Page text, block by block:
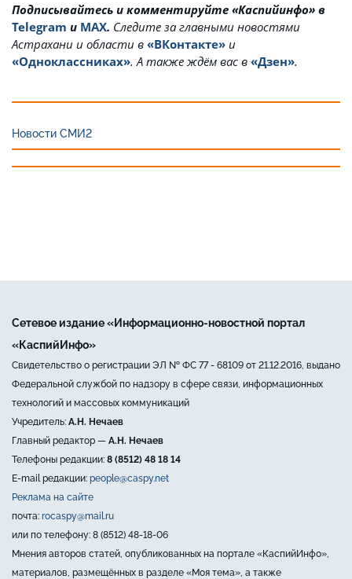
Подписывайтесь и комментируйте «Каспийинфо» в
Telegram и MAX. Cледите за главными новостями
Астрахани и области в «ВКонтакте» и
«Одноклассниках». А также ждём вас в «Дзен».
Новости СМИ2
Сетевое издание «Информационно-новостной портал
«КаспийИнфо»
Свидетельство о регистрации ЭЛ № ФС 77 - 68109 от 21.12.2016, выдано
Федеральной службой по надзору в сфере связи, информационных
технологий и массовых коммуникаций
Учредитель: А.Н. Нечаев
Главный редактор — А.Н. Нечаев
Телефоны редакции: 8 (8512) 48 18 14
E-mail редакции: people@caspy.net
Реклама на сайте
почта: rocaspy@mail.ru
или по телефону: 8 (8512) 48-18-06
Мнения авторов статей, опубликованных на портале «КаспийИнфо»,
материалов, размещённых в разделе «Моя тема», а также